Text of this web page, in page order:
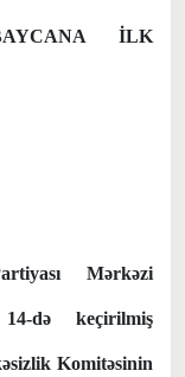
İLK
Mərkəzi
də keçirilmiş
Komitəsinin